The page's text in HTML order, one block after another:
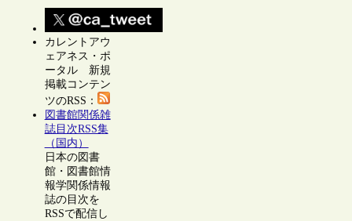
カレントアウ
ェアネス・ポ
ータル 新規
掲載コンテン
ツのRSS：
図書館関係雑
誌目次RSS集
（国内）
日本の図書
館・図書館情
報学関係情報
誌の目次を
RSSで配信し